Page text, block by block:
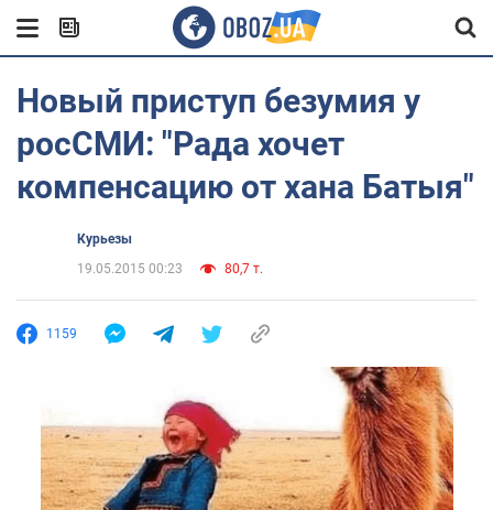
Новый приступ безумия у
росСМИ: "Рада хочет
компенсацию от хана Батыя"
Курьезы
19.05.2015 00:23
80,7 т.
1159